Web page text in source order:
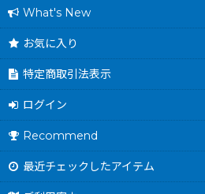
What's New
お気に入り
特定商取引法表示
ログイン
Recommend
最近チェックしたアイテム